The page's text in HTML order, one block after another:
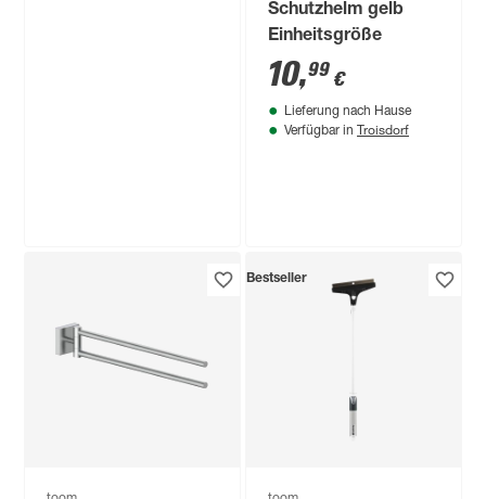
matt G13 14 W 1900
lm neutralweiß
9,99 €
Schutzhelm gelb
Einheitsgröße
10,99 €
Lieferung nach Hause
Verfügbar in Troisdorf
Bestseller